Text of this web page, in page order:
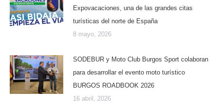
Expovacaciones, una de las grandes citas
turísticas del norte de España
8 mayo, 2026
SODEBUR y Moto Club Burgos Sport colaboran
para desarrollar el evento moto turístico
BURGOS ROADBOOK 2026
16 abril, 2026